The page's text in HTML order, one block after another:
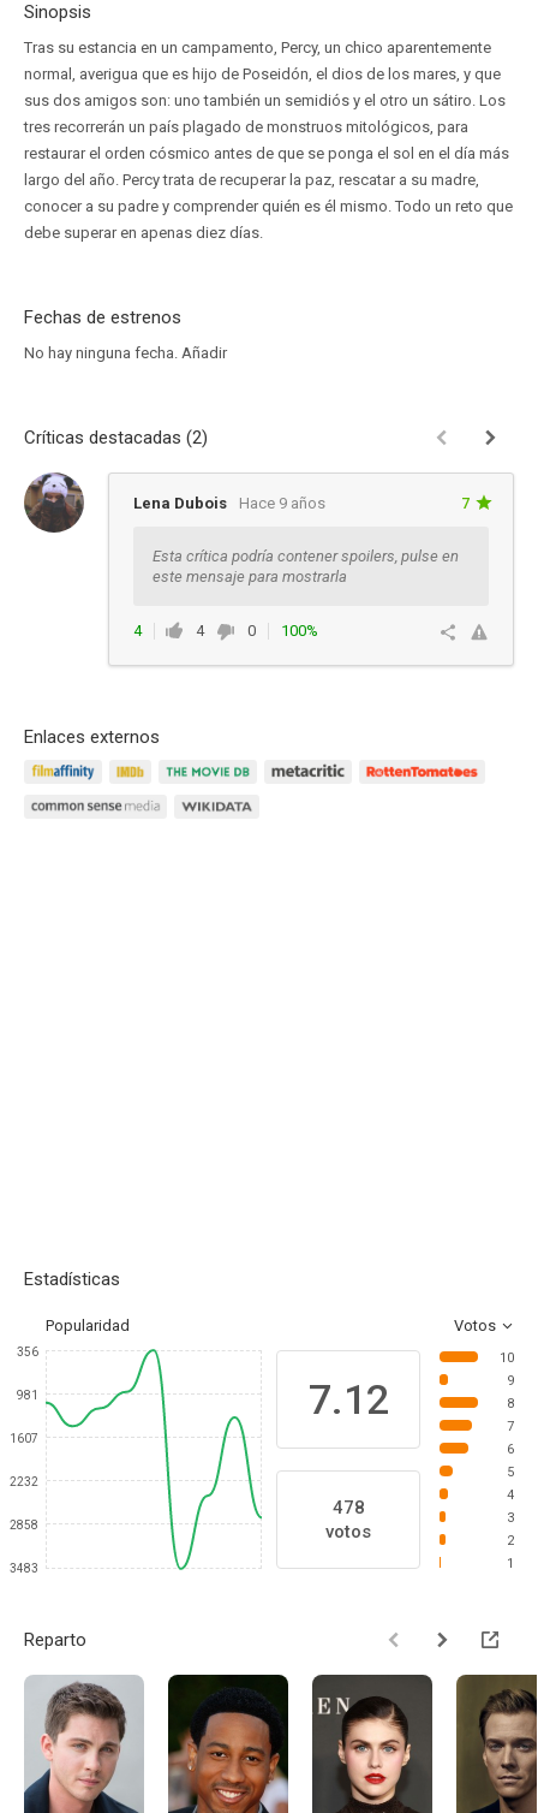
Sinopsis
Tras su estancia en un campamento, Percy, un chico aparentemente
normal, averigua que es hijo de Poseidón, el dios de los mares, y que
sus dos amigos son: uno también un semidiós y el otro un sátiro. Los
tres recorrerán un país plagado de monstruos mitológicos, para
restaurar el orden cósmico antes de que se ponga el sol en el día más
largo del año. Percy trata de recuperar la paz, rescatar a su madre,
conocer a su padre y comprender quién es él mismo. Todo un reto que
debe superar en apenas diez días.
Fechas de estrenos
No hay ninguna fecha. Añadir
Críticas destacadas (2)
Lena Dubois Hace 9 años 7
Esta crítica podría contener spoilers, pulse en
este mensaje para mostrarla
4 4 0
100%
Enlaces externos
Estadísticas
Popularidad Votos
356
981
1607
2232
2858
3483
7.12
478
votos
10
9
8
7
6
5
4
3
2
1
Reparto